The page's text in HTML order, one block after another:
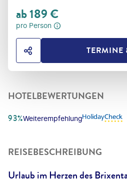
ab189€
pro Person
HOTEL TEILENTERMINE
HOTELBEWERTUNGEN
Weiterempfehlung
93%
REISEBESCHREIBUNG
Urlaub im Herzen des